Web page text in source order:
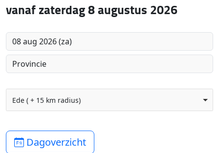
vanaf zaterdag 8 augustus 2026
Ede ( + 15 km radius)
Dagoverzicht